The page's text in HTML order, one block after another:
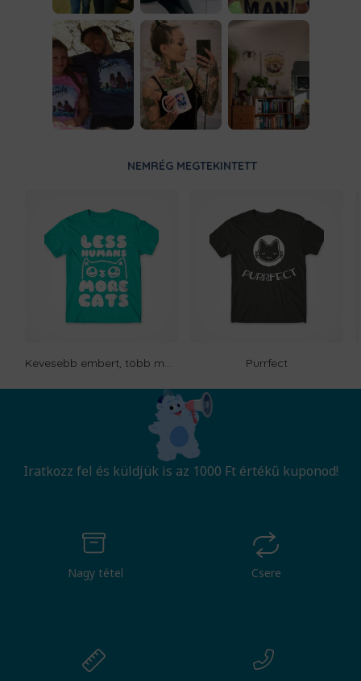
NEMRÉG MEGTEKINTETT
Kevesebb embert, több macskát Purrfect
Iratkozz fel és küldjük is az 1000 Ft értékű kuponod!
Nagy tétel Csere